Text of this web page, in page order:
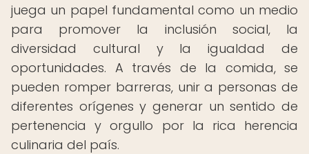
juega un papel fundamental como un medio
para promover la inclusión social, la
diversidad cultural y la igualdad de
oportunidades. A través de la comida, se
pueden romper barreras, unir a personas de
diferentes orígenes y generar un sentido de
pertenencia y orgullo por la rica herencia
culinaria del país.